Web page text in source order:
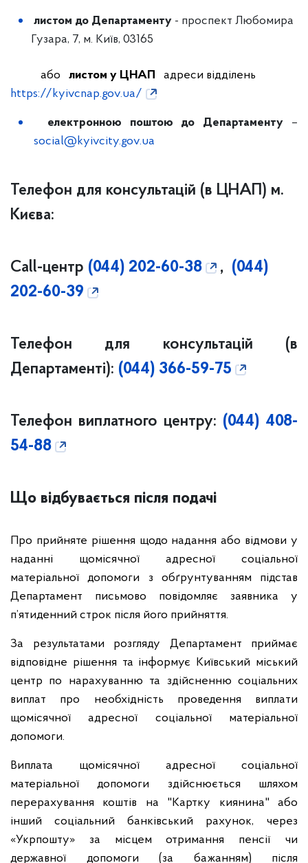
листом до Департаменту - проспект Любомира
Гузара, 7, м. Київ, 03165
або листом у ЦНАП адреси відділень
https://kyivcnap.gov.ua/
електронною поштою до Департаменту –
social@kyivcity.gov.ua
Телефон для консультацій (в ЦНАП) м.
Києва:
Call-центр (044) 202-60-38 , (044)
202-60-39
Телефон для консультацій (в
Департаменті): (044) 366-59-75
Телефон виплатного центру: (044) 408-
54-88
Що відбувається після подачі
Про прийняте рішення щодо надання або відмови у
наданні щомісячної адресної соціальної
матеріальної допомоги з обґрунтуванням підстав
Департамент письмово повідомляє заявника у
п’ятиденний строк після його прийняття.
За результатами розгляду Департамент приймає
відповідне рішення та інформує Київський міський
центр по нарахуванню та здійсненню соціальних
виплат про необхідність проведення виплати
щомісячної адресної соціальної матеріальної
допомоги.
Виплата щомісячної адресної соціальної
матеріальної допомоги здійснюється шляхом
перерахування коштів на "Картку киянина" або
інший соціальний банківський рахунок, через
«Укрпошту» за місцем отримання пенсії чи
державної допомоги (за бажанням) після